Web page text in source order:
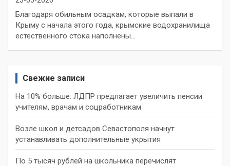
Благодаря обильным осадкам, которые выпали в
Крыму с начала этого года, крымские водохранилища
естественного стока наполнены…
Свежие записи
На 10% больше: ЛДПР предлагает увеличить пенсии
учителям, врачам и соцработникам
Возле школ и детсадов Севастополя начнут
устанавливать дополнительные укрытия
По 5 тысяч рублей на школьника перечислят